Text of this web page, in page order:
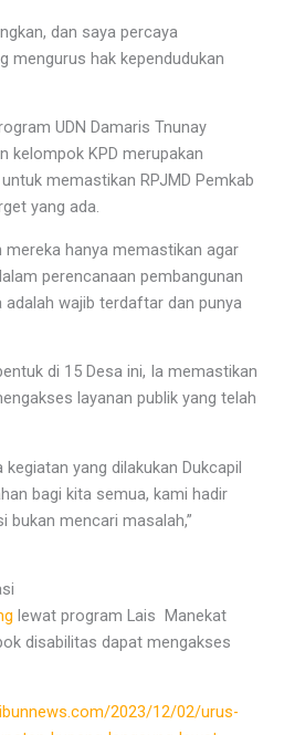
dan saya percaya
mengurus hak kependudukan
UDN Damaris Tnunay
kelompok KPD merupakan
memastikan RPJMD Pemkab
yang ada.
mereka hanya memastikan agar
perencanaan pembangunan
wajib terdaftar dan punya
di 15 Desa ini, Ia memastikan
layanan publik yang telah
yang dilakukan Dukcapil
bagi kita semua, kami hadir
bukan mencari masalah,”
lewat program Lais Manekat
disabilitas dapat mengakses
2023/12/02/urus-